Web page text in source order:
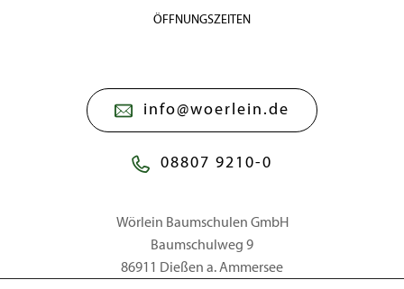
ÖFFNUNGSZEITEN
info@woerlein.de
08807 9210-0
Wörlein Baumschulen GmbH
Baumschulweg 9
86911 Dießen a. Ammersee